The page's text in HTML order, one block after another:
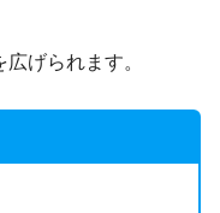
げられます。